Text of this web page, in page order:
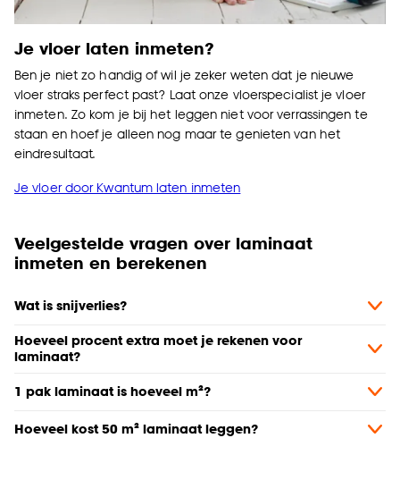
Je vloer laten inmeten?
Ben je niet zo handig of wil je zeker weten dat je nieuwe
vloer straks perfect past? Laat onze vloerspecialist je vloer
inmeten. Zo kom je bij het leggen niet voor verrassingen te
staan en hoef je alleen nog maar te genieten van het
eindresultaat.
Je vloer door Kwantum laten inmeten
Veelgestelde vragen over laminaat
inmeten en berekenen
Wat is snijverlies?
Hoeveel procent extra moet je rekenen voor
laminaat?
1 pak laminaat is hoeveel m²?
Hoeveel kost 50 m² laminaat leggen?